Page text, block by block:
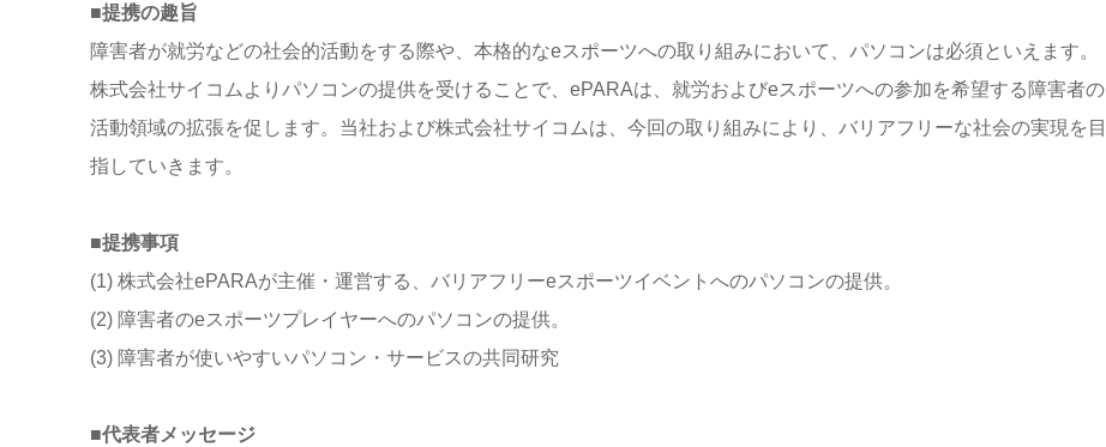
■提携の趣旨
障害者が就労などの社会的活動をする際や、本格的なeスポーツへの取り組みにおいて、パソコンは必須といえます。
株式会社サイコムよりパソコンの提供を受けることで、ePARAは、就労およびeスポーツへの参加を希望する障害者の
活動領域の拡張を促します。当社および株式会社サイコムは、今回の取り組みにより、バリアフリーな社会の実現を目
指していきます。
■提携事項
(1) 株式会社ePARAが主催・運営する、バリアフリーeスポーツイベントへのパソコンの提供。
(2) 障害者のeスポーツプレイヤーへのパソコンの提供。
(3) 障害者が使いやすいパソコン・サービスの共同研究
■代表者メッセージ